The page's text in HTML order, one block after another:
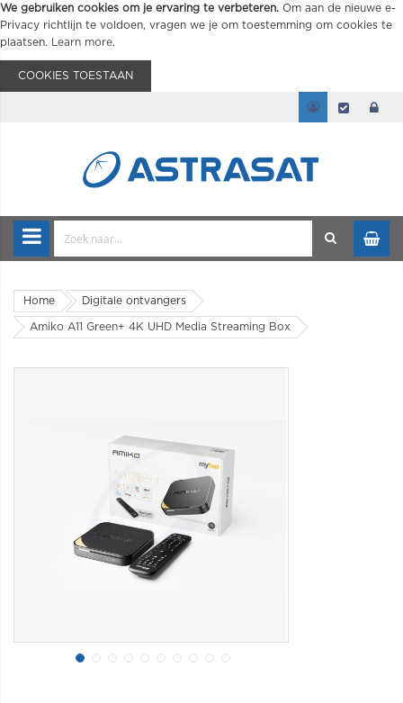
We gebruiken cookies om je ervaring te verbeteren. Om aan de nieuwe e-
Privacy richtlijn te voldoen, vragen we je om toestemming om cookies te
plaatsen.
Learn more.
COOKIES TOESTAAN
Home Digitale ontvangers
Amiko A11 Green+ 4K UHD Media Streaming Box